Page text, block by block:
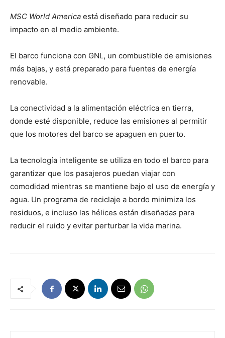
MSC World America está diseñado para reducir su
impacto en el medio ambiente.
El barco funciona con GNL, un combustible de emisiones
más bajas, y está preparado para fuentes de energía
renovable.
La conectividad a la alimentación eléctrica en tierra,
donde esté disponible, reduce las emisiones al permitir
que los motores del barco se apaguen en puerto.
La tecnología inteligente se utiliza en todo el barco para
garantizar que los pasajeros puedan viajar con
comodidad mientras se mantiene bajo el uso de energía y
agua. Un programa de reciclaje a bordo minimiza los
residuos, e incluso las hélices están diseñadas para
reducir el ruido y evitar perturbar la vida marina.